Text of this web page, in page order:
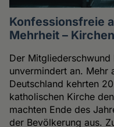
Konfessionsfreie
Mehrheit –
Der
unvermindert an. Mehr
Deutschland kehrten
katholischen Kirche
machten Ende des
der Bevölkerung aus.